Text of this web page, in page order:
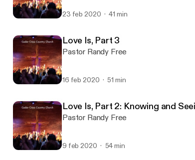
23 feb 2020 41 min
Love Is, Part 3
Pastor Randy Free
16 feb 2020 51 min
Love Is, Part 2: Knowing and
Pastor Randy Free
9 feb 2020 54 min